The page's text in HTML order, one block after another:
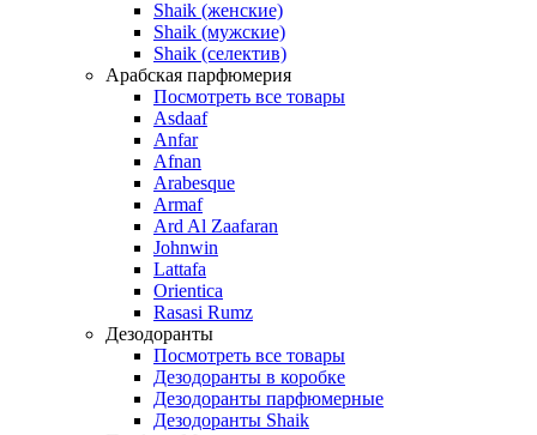
Shaik (женские)
Shaik (мужские)
Shaik (селектив)
Арабская парфюмерия
Посмотреть все товары
Asdaaf
Anfar
Afnan
Arabesque
Armaf
Ard Al Zaafaran
Johnwin
Lattafa
Orientica
Rasasi Rumz
Дезодоранты
Посмотреть все товары
Дезодоранты в коробке
Дезодоранты парфюмерные
Дезодоранты Shaik